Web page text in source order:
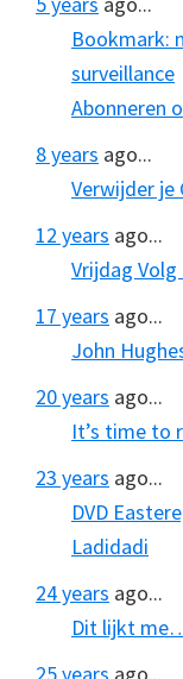
Bookmark:
surveillance
Abonneren
8 years ago...
Verwijder je
12 years ago...
Vrijdag
17 years ago...
John
20 years ago...
It’s time to
23 years ago...
DVD
Ladidadi
24 years ago...
Dit lijkt